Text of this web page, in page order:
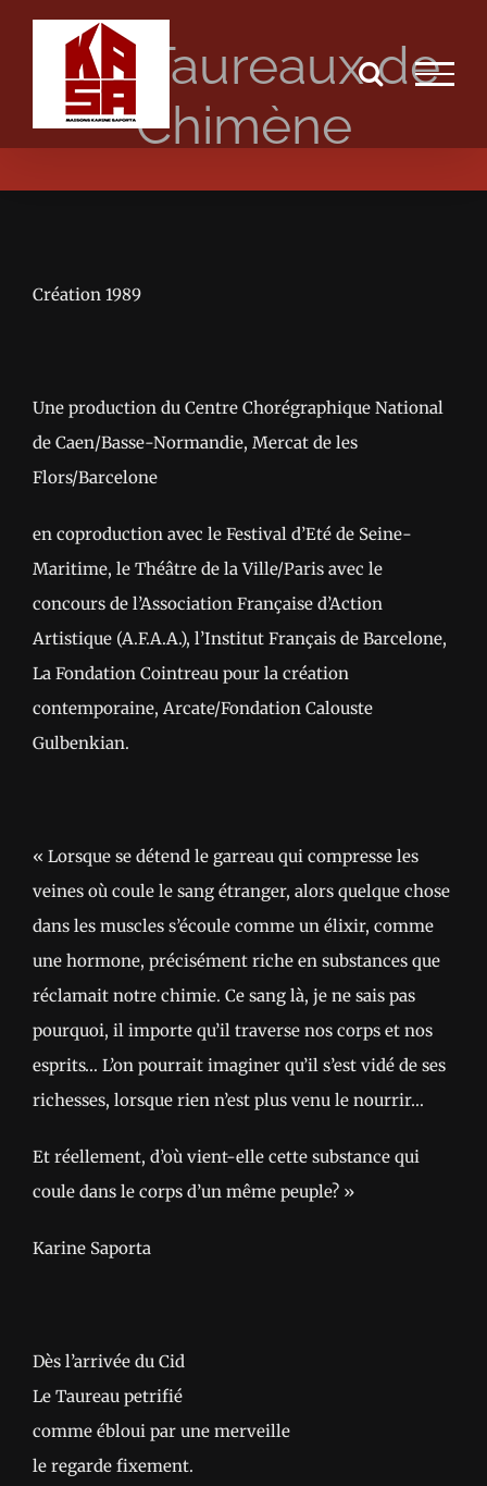
Passer
Les Taureaux de
Chimène
Création 1989
Une production du Centre Chorégraphique National
de Caen/Basse-Normandie, Mercat de les
Flors/Barcelone
en coproduction avec le Festival d’Eté de Seine-
Maritime, le Théâtre de la Ville/Paris avec le
concours de l’Association Française d’Action
Artistique (A.F.A.A.), l’Institut Français de Barcelone,
La Fondation Cointreau pour la création
contemporaine, Arcate/Fondation Calouste
Gulbenkian.
« Lorsque se détend le garreau qui compresse les
veines où coule le sang étranger, alors quelque chose
dans les muscles s’écoule comme un élixir, comme
une hormone, précisément riche en substances que
réclamait notre chimie. Ce sang là, je ne sais pas
pourquoi, il importe qu’il traverse nos corps et nos
esprits… L’on pourrait imaginer qu’il s’est vidé de ses
richesses, lorsque rien n’est plus venu le nourrir…
Et réellement, d’où vient-elle cette substance qui
coule dans le corps d’un même peuple? »
Karine Saporta
Dès l’arrivée du Cid
Le Taureau petrifié
comme ébloui par une merveille
le regarde fixement.